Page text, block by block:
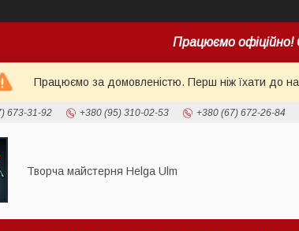
Працюємо офіційно!
Працюємо за домовленістю. Перш ніж їхати до
673-31-92 +380 (95) 310-02-53 +380 (67) 672-26-84
Творча майстерня Helga Ulm